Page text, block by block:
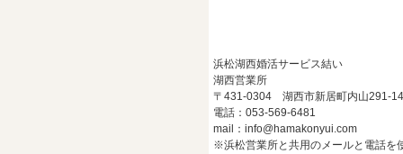
浜松湖西婚活サービス結い
湖西営業所
〒431-0304 湖西市新居町内山291-14
電話：053-569-6481
mail：info@hamakonyui.com
※浜松営業所と共用のメールと電話を